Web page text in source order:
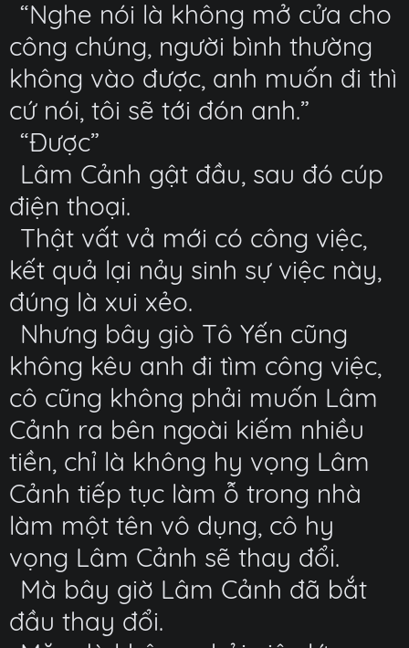
“Nghe nói là không mở cửa cho
công chúng, người bình thường
không vào được, anh muốn đi thì
cứ nói, tôi sẽ tới đón anh.”
“Được”
Lâm Cảnh gật đầu, sau đó cúp
điện thoại.
Thật vất vả mới có công việc,
kết quả lại nảy sinh sự việc này,
đúng là xui xẻo.
Nhưng bây giò Tô Yến cũng
không kêu anh đi tìm công việc,
cô cũng không phải muốn Lâm
Cảnh ra bên ngoài kiếm nhiều
tiền, chỉ là không hy vọng Lâm
Cảnh tiếp tục làm ỗ trong nhà
làm một tên vô dụng, cô hy
vọng Lâm Cảnh sẽ thay đổi.
Mà bây giờ Lâm Cảnh đã bắt
đầu thay đổi.